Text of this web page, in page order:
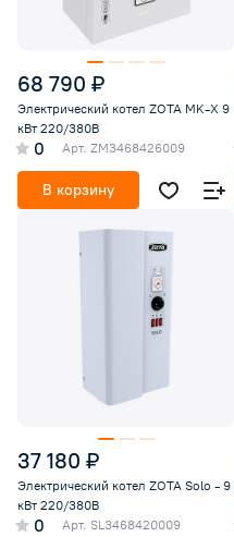
68 790 ₽
Электрический котел ZOTA MK-X 9
кВт 220/380В
0 Арт. ZM3468426009
В корзину
37 180 ₽
Электрический котел ZOTA Solo - 9
кВт 220/380В
0 Арт. SL3468420009